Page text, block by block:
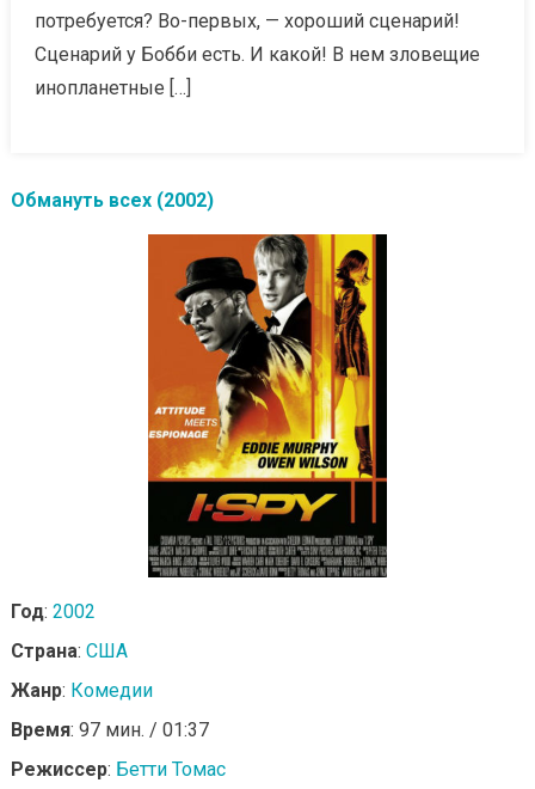
потребуется? Во-первых, — хороший сценарий!
Сценарий у Бобби есть. И какой! В нем зловещие
инопланетные […]
Обмануть всех (2002)
Год: 2002
Страна: США
Жанр: Комедии
Время: 97 мин. / 01:37
Режиссер: Бетти Томас